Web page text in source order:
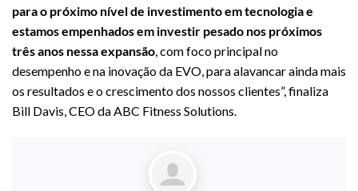
para o próximo nível de investimento em tecnologia e
estamos empenhados em investir pesado nos próximos
três anos nessa expansão, com foco principal no
desempenho e na inovação da EVO, para alavancar ainda mais
os resultados e o crescimento dos nossos clientes”, finaliza
Bill Davis, CEO da ABC Fitness Solutions.